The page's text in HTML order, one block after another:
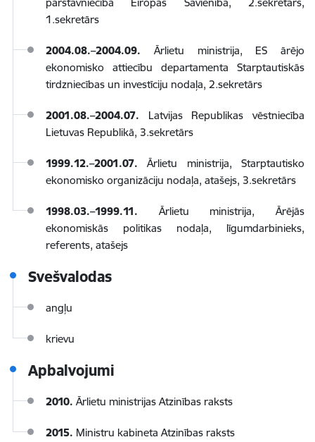
1.sekretārs
2004.08.–2004.09. Ārlietu ministrija, ES ārējo
ekonomisko attiecību departamenta Starptautiskās
tirdzniecības un investīciju nodaļa, 2.sekretārs
2001.08.–2004.07. Latvijas Republikas vēstniecība
Lietuvas Republikā, 3.sekretārs
1999.12.–2001.07. Ārlietu ministrija, Starptautisko
ekonomisko organizāciju nodaļa, atašejs, 3.sekretārs
1998.03.–1999.11. Ārlietu ministrija, Ārējās
ekonomiskās politikas nodaļa, līgumdarbinieks,
referents, atašejs
Svešvalodas
angļu
krievu
Apbalvojumi
2010. Ārlietu ministrijas Atzinības raksts
2015. Ministru kabineta Atzinības raksts